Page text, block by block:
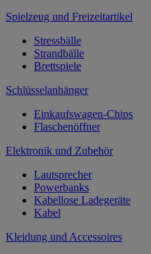
Spielzeug und Freizeitartikel
Stressbälle
Strandbälle
Brettspiele
Schlüsselanhänger
Einkaufswagen-Chips
Flaschenöffner
Elektronik und Zubehör
Lautsprecher
Powerbanks
Kabellose Ladegeräte
Kabel
Kleidung und Accessoires